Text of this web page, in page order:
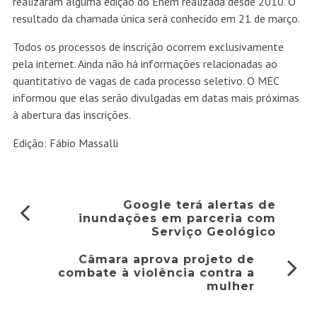
resultado da chamada única será conhecido em 21 de março.
Todos os processos de inscrição ocorrem exclusivamente
pela internet. Ainda não há informações relacionadas ao
quantitativo de vagas de cada processo seletivo. O MEC
informou que elas serão divulgadas em datas mais próximas
à abertura das inscrições.
Edição: Fábio Massalli
Google terá alertas de
inundações em parceria com
Serviço Geológico
Câmara aprova projeto de
combate à violência contra a
mulher